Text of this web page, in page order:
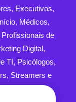
, Executivos,
, Médicos,
Profissionais de
Digital,
TI, Psicólogos,
Streamers e